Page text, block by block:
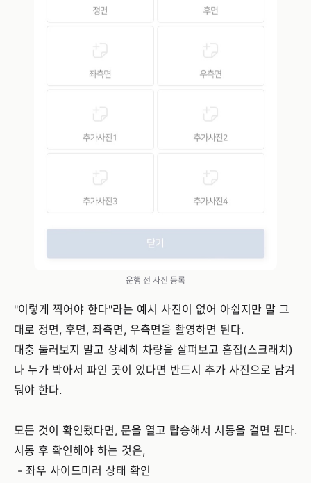
운행 전 사진 등록
"이렇게 찍어야 한다"라는 예시 사진이 없어 아쉽지만 말 그
대로 정면, 후면, 좌측면, 우측면을 촬영하면 된다.
대충 둘러보지 말고 상세히 차량을 살펴보고 흠집(스크래치)
나 누가 박아서 파인 곳이 있다면 반드시 추가 사진으로 남겨
둬야 한다.
모든 것이 확인됐다면, 문을 열고 탑승해서 시동을 걸면 된다.
시동 후 확인해야 하는 것은,
- 좌우 사이드미러 상태 확인